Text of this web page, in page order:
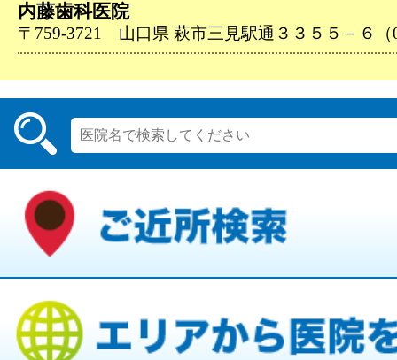
内藤歯科医院
〒759-3721 山口県 萩市三見駅通３３５５－６（